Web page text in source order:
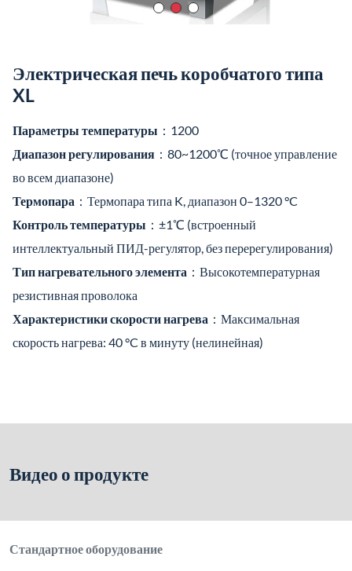
во всем диапазоне)
Термопара
интеллектуальный ПИД-регулятор, без перерегулирования)
Тип нагревательного элемента
Характеристики скорости нагрева
Tmax ：1200℃/1400℃/1800℃
Электрические нагревательные элементы:
провод/SIC/MoSi2